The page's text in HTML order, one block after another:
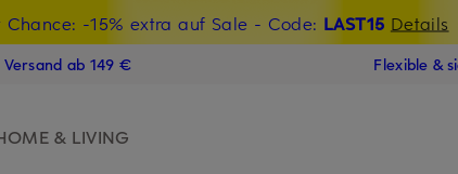
Chance: -15% extra auf Sale - Code: LAST15 Details
Willkommensgutschein mit Beyond sichern
ab 149 € Flexible &
& LIVING